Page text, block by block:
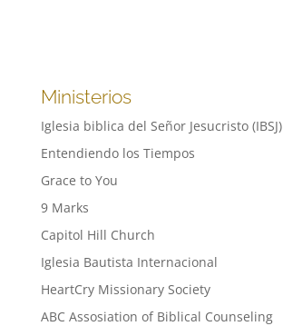
Ministerios
Iglesia biblica del Señor Jesucristo (IBSJ)
Entendiendo los Tiempos
Grace to You
9 Marks
Capitol Hill Church
Iglesia Bautista Internacional
HeartCry Missionary Society
ABC Assosiation of Biblical Counseling